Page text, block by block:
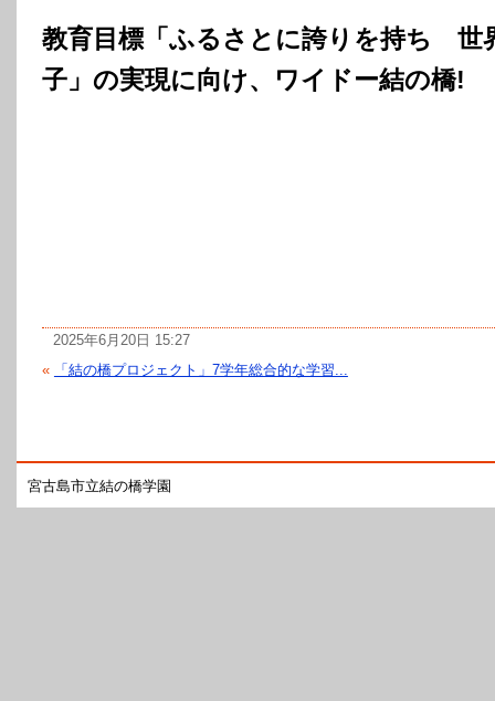
教育目標「ふるさとに誇りを持ち
子」の実現に向け、ワイドー結の橋!
2025年6月20日 15:27
«
「結の橋プロジェクト」7学年総合的な学習...
宮古島市立結の橋学園